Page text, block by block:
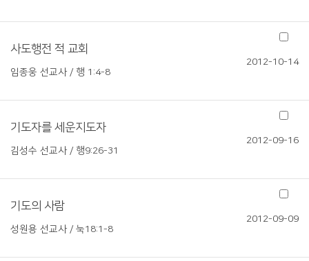
사도행전 적 교회
임종웅 선교사 / 행 1:4-8
2012-10-14
기도자를 세운지도자
김성수 선교사 / 행9:26-31
2012-09-16
기도의 사람
성원용 선교사 / 눅18:1-8
2012-09-09